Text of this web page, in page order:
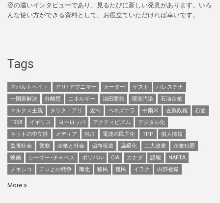
容の濃いインタビューであり、見るたびに新しい発見があります。いろ
んな使い方ができる資料として、お役立ていただければ幸いです。
Tags
アパルトヘイト アリ･アブニマー カーター ゲスト
パレスチナ
一国家解決
分離壁 エネルギー 油田開発 環境汚染
石油企業
マルクス主義
タリク・アリ 規制 ベネズエラ 中南米 左派政権
石油
1968
イギリス ヨーロッパ アクティビズム
デジタル化
ネットの中立性
メディア 独占 電波の民主化 TPP
個人情報
監視社会
警察 企業と社会 偏向報道 温暖化 二大政党
企業犯罪
映画
シーザー･チャベス ボリバル CIA カナダ 諜報
NAFTA
メキシコ
テロとの戦争 南北 移民 難民 イラク 内部被爆
More